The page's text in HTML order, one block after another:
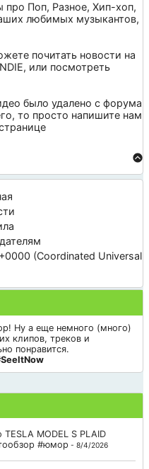
про Поп, Разное, Хип-хоп,
любимых музыкантов,
почитать новости на
, или посмотреть
было удалено с форума
то просто напишите нам
(Coordinated Universal
Ну а еще немного (много)
клипов, треков и
понравится.
MODEL S PLAID
#юмор - 8/4/2026